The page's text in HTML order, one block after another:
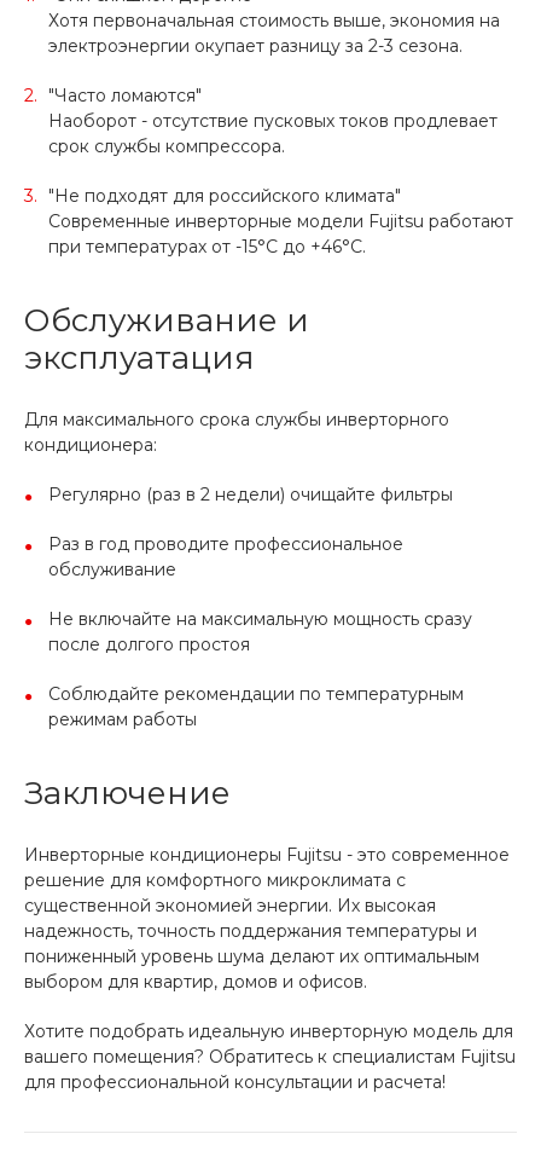
Хотя первоначальная стоимость выше, экономия на
электроэнергии окупает разницу за 2-3 сезона.
"Часто ломаются"
Наоборот - отсутствие пусковых токов продлевает
срок службы компрессора.
"Не подходят для российского климата"
Современные инверторные модели Fujitsu работают
при температурах от -15°C до +46°C.
Обслуживание и
эксплуатация
Для максимального срока службы инверторного
кондиционера:
Регулярно (раз в 2 недели) очищайте фильтры
Раз в год проводите профессиональное
обслуживание
Не включайте на максимальную мощность сразу
после долгого простоя
Соблюдайте рекомендации по температурным
режимам работы
Заключение
Инверторные кондиционеры Fujitsu - это современное
решение для комфортного микроклимата с
существенной экономией энергии. Их высокая
надежность, точность поддержания температуры и
пониженный уровень шума делают их оптимальным
выбором для квартир, домов и офисов.
Хотите подобрать идеальную инверторную модель для
вашего помещения? Обратитесь к специалистам Fujitsu
для профессиональной консультации и расчета!